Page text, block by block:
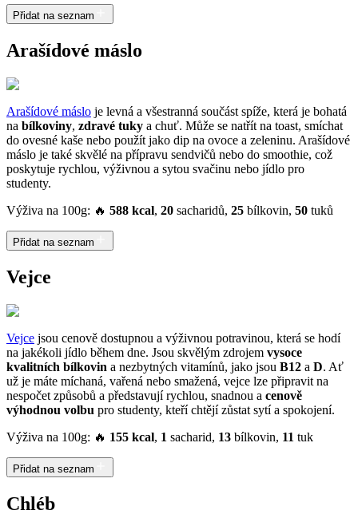
Přidat na seznam
Arašídové máslo
Arašídové máslo je levná a všestranná součást spíže, která je bohatá
na bílkoviny, zdravé tuky a chuť. Může se natřít na toast, smíchat
do ovesné kaše nebo použít jako dip na ovoce a zeleninu. Arašídové
máslo je také skvělé na přípravu sendvičů nebo do smoothie, což
poskytuje rychlou, výživnou a sytou svačinu nebo jídlo pro
studenty.
Výživa na 100g: 🔥 588 kcal, 20 sacharidů, 25 bílkovin, 50 tuků
Přidat na seznam
Vejce
Vejce jsou cenově dostupnou a výživnou potravinou, která se hodí
na jakékoli jídlo během dne. Jsou skvělým zdrojem vysoce
kvalitních bílkovin a nezbytných vitamínů, jako jsou B12 a D. Ať
už je máte míchaná, vařená nebo smažená, vejce lze připravit na
nespočet způsobů a představují rychlou, snadnou a cenově
výhodnou volbu pro studenty, kteří chtějí zůstat sytí a spokojení.
Výživa na 100g: 🔥 155 kcal, 1 sacharid, 13 bílkovin, 11 tuk
Přidat na seznam
Chléb